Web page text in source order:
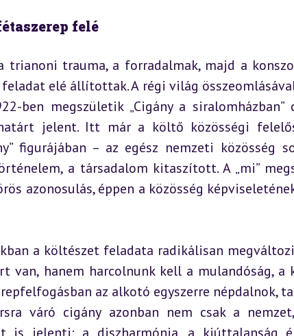
felé
trianoni trauma, a forradalmak, majd a
elé állítottak. A régi világ
ben megszületik „Cigány a siralomházban”
jelent. Itt már a költő közösségi
figurájában – az egész nemzeti közösség
a társadalom kitaszított. A „mi”
azonosulás, éppen a közösség
a költészet feladata radikálisan
van, hanem harcolnunk kell a mulandóság, a
az alkotó egyszerre népdalnok,
váró cigány azonban nem csak a